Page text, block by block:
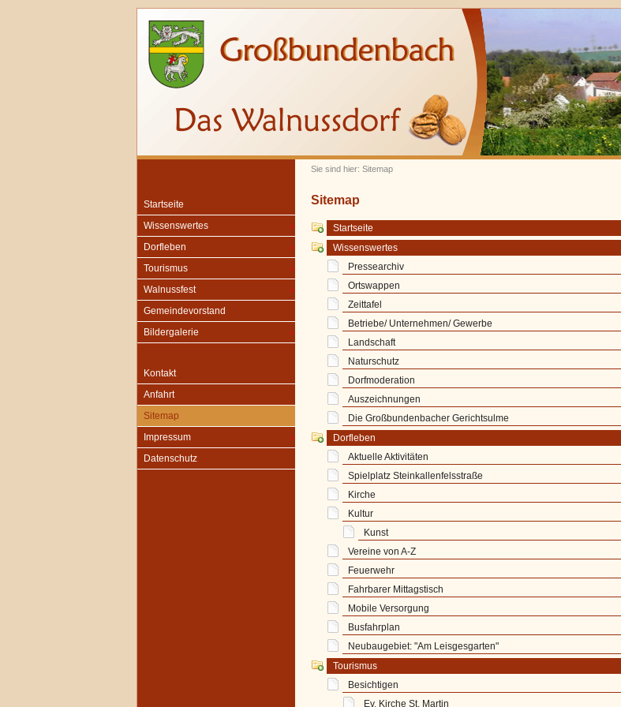
Sie sind hier: Sitemap
Startseite
Wissenswertes
Dorfleben
Tourismus
Walnussfest
Gemeindevorstand
Bildergalerie
Kontakt
Anfahrt
Sitemap
Impressum
Datenschutz
Sitemap
Startseite
Wissenswertes
Pressearchiv
Ortswappen
Zeittafel
Betriebe/ Unternehmen/ Gewerbe
Landschaft
Naturschutz
Dorfmoderation
Auszeichnungen
Die Großbundenbacher Gerichtsulme
Dorfleben
Aktuelle Aktivitäten
Spielplatz Steinkallenfelsstraße
Kirche
Kultur
Kunst
Vereine von A-Z
Feuerwehr
Fahrbarer Mittagstisch
Mobile Versorgung
Busfahrplan
Neubaugebiet: "Am Leisgesgarten"
Tourismus
Besichtigen
Ev. Kirche St. Martin